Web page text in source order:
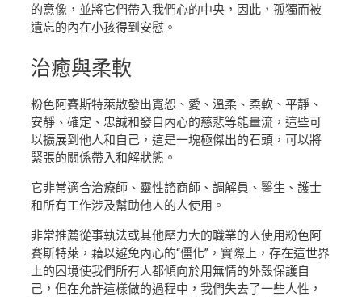
的意像，並將它們帶入我們心的中央，因此，孤獨而被
遺忘的內在小孩得到安慰。
治癒與柔軟
粉色阿賽斯特萊散發出寬恕、愛、溫柔、柔軟、平靜、
安靜、確定、忠誠和發自內心的慈悲等能量流，這些可
以擴展到他人和自己，這是一塊極傑出的石頭，可以將
緊張的關係帶入和解狀態。
它非常適合治療師、靈性諮商師、調解員、醫生、護士
和所有工作涉及幫助他人的人使用。
非常推薦從事執法或其他壓力大的職業的人使用粉色阿
賽斯特萊，藉以避免內心的“僵化”，實際上，存在這世界
上的困境使我們所有人都傾向於用無情的外殼保護自
己，但在允許這樣做的過程中，我們失去了一些人性，